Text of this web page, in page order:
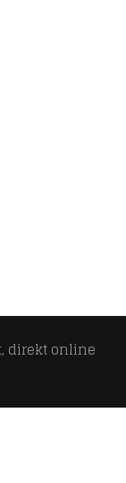
direkt online